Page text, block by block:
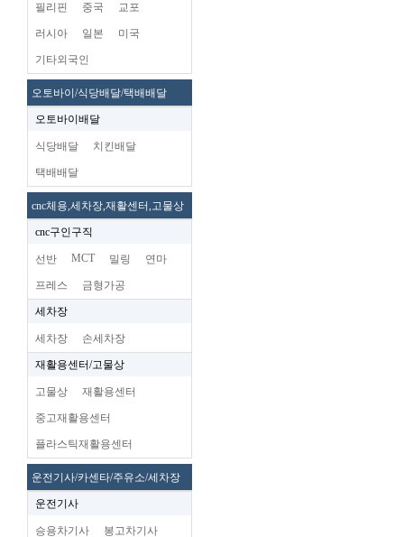
필리핀 중국 교포
러시아 일본 미국
기타외국인
오토바이/식당배달/택배배달
오토바이배달
식당배달 치킨배달
택배배달
cnc체용,세차장,재활센터,고물상
cnc구인구직
선반 MCT 밀링 연마
프레스 금형가공
세차장
세차장 손세차장
재활용센터/고물상
고물상 재활용센터
중고재활용센터
플라스틱재활용센터
운전기사/카센타/주유소/세차장
운전기사
승용차기사 봉고차기사